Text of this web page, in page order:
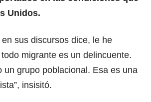
Unidos.
en sus discursos dice, le he
migrante es un delincuente.
un grupo poblacional. Esa es una
insisitó.